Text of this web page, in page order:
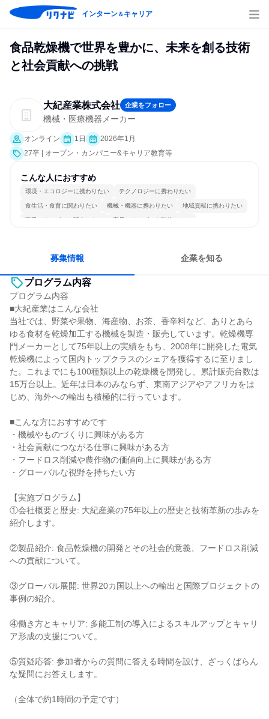
インターン＆キャリア
食品乾燥機で世界を豊かに、未来を創る技術
と社会貢献への挑戦
大紀産業株式会社 企業をフォロー
機械・医療機器メーカー
オンライン 1日
2026年1月
27卒 | オープン・カンパニー&キャリア教育等
こんな人におすすめ
環境・エコロジーに携わりたい テクノロジーに携わりたい
食生活・食育に関わりたい 機械・機器に携わりたい 地域貢献に携わりたい
商品・サービスを販売したい 商品・サービスを製作したい
募集情報 企業を知る
プログラム内容
プログラム内容
■大紀産業はこんな会社
当社では、野菜や果物、海産物、お茶、香辛料など、ありとあら
ゆる食材を乾燥加工する機械を製造・販売しています。乾燥機専
門メーカーとして75年以上の実績をもち、2008年に開発した電気
乾燥機によって国内トップクラスのシェアを獲得するに至りまし
た。これまでにも100種類以上の乾燥機を開発し、累計販売台数は
15万台以上。近年は日本のみならず、東南アジアやアフリカをは
じめ、海外への輸出も積極的に行っています。
■こんな方におすすめです
・機械やものづくりに興味がある方
・社会貢献につながる仕事に興味がある方
・フードロス削減や農作物の価値向上に興味がある方
・グローバルな視野を持ちたい方
【実施プログラム】
①会社概要と歴史: 大紀産業の75年以上の歴史と技術革新の歩みを
紹介します。
②製品紹介: 食品乾燥機の開発とその社会的意義、フードロス削減
への貢献について。
③グローバル展開: 世界20カ国以上への輸出と国際プロジェクトの
事例の紹介。
④働き方とキャリア: 多能工制の導入によるスキルアップとキャリ
ア形成の支援について。
⑤質疑応答: 参加者からの質問に答える時間を設け、ざっくばらん
な疑問にお答えします。
（全体で約1時間の予定です）